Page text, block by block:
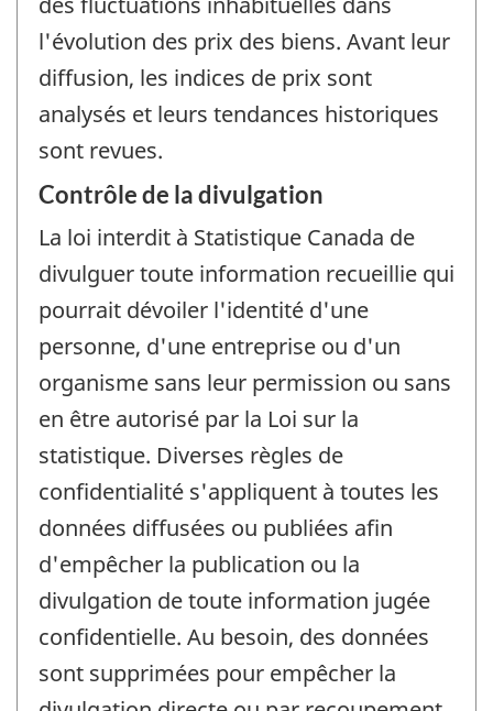
l'évolution des prix des biens. Avant leur
diffusion, les indices de prix sont
analysés et leurs tendances historiques
sont revues.
Contrôle de la divulgation
La loi interdit à Statistique Canada de
divulguer toute information recueillie qui
pourrait dévoiler l'identité d'une
personne, d'une entreprise ou d'un
organisme sans leur permission ou sans
en être autorisé par la Loi sur la
statistique. Diverses règles de
confidentialité s'appliquent à toutes les
données diffusées ou publiées afin
d'empêcher la publication ou la
divulgation de toute information jugée
confidentielle. Au besoin, des données
sont supprimées pour empêcher la